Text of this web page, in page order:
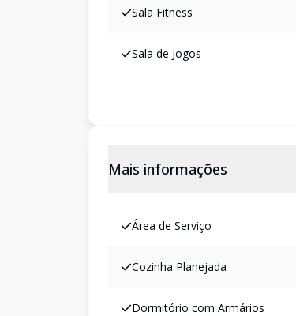
Sala Fitness
Sala de Jogos
Mais informações
Área de Serviço
Cozinha Planejada
Dormitório com Armários